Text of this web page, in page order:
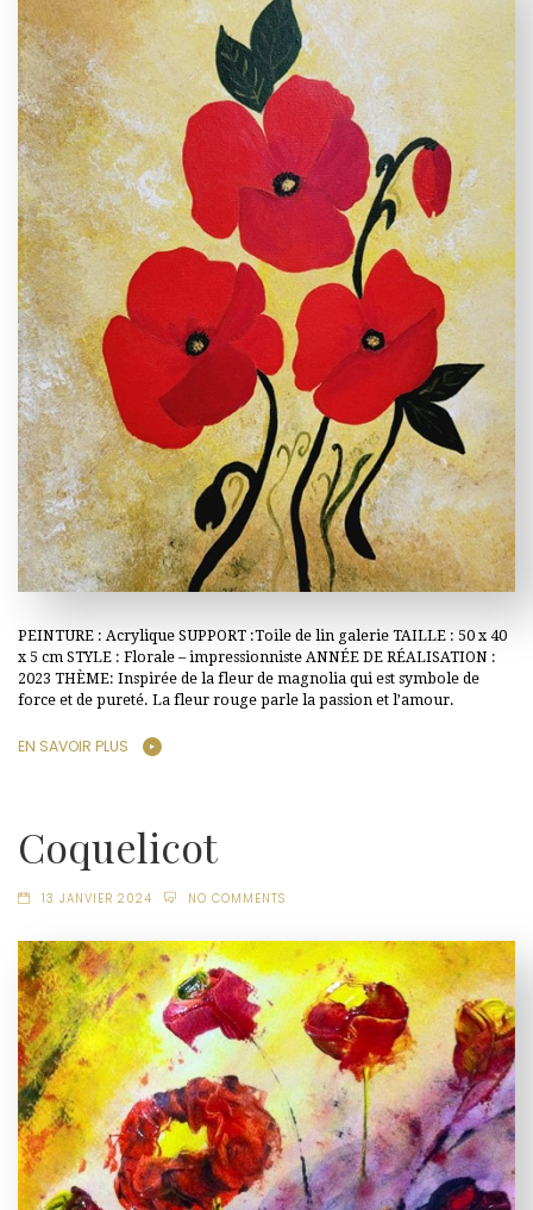
PEINTURE : Acrylique SUPPORT :Toile de lin galerie TAILLE : 50 x 40
x 5 cm STYLE : Florale – impressionniste ANNÉE DE RÉALISATION :
2023 THÈME: Inspirée de la fleur de magnolia qui est symbole de
force et de pureté. La fleur rouge parle la passion et l’amour.
EN SAVOIR PLUS
Coquelicot
13 JANVIER 2024 NO COMMENTS